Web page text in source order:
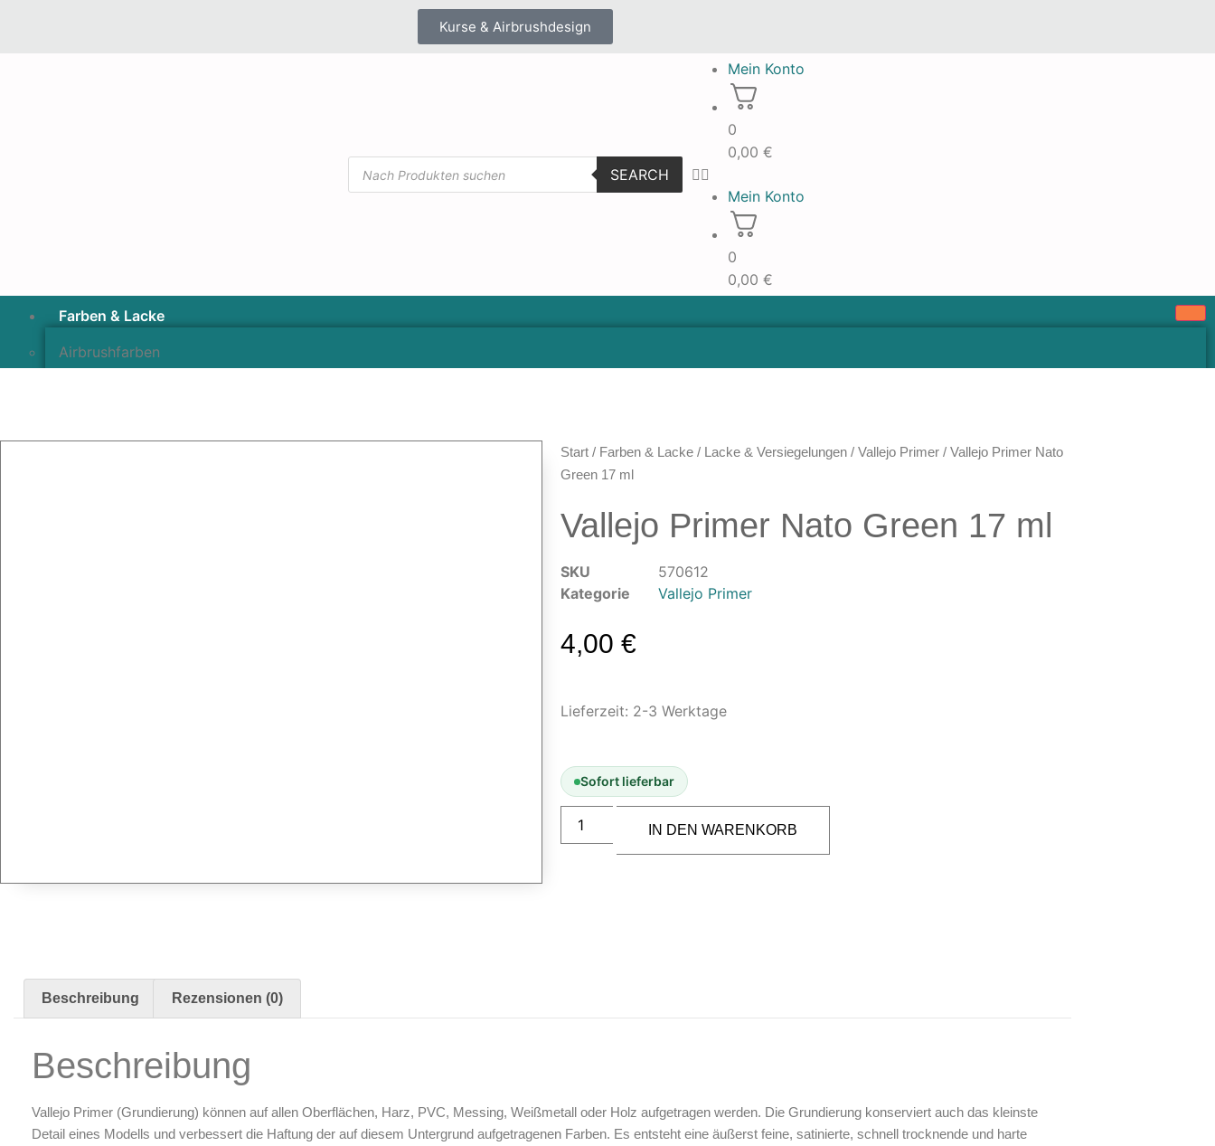
Kurse & Airbrushdesign
SEARCH
Mein Konto
0
0,00 €
Mein Konto
0
0,00 €
Farben & Lacke
Airbrushfarben
Farbzusätze & Verdünner
Modellbau-Zubehör
Spachtelmasse & Sprühspachtel
Schleif- & Poliermittel
Maskierung & Schablonen
Schablonen & Templates
Start / Farben & Lacke / Lacke & Versiegelungen / Vallejo Primer / Vallejo Primer Nato
Green 17 ml
Vallejo Primer Nato Green 17 ml
SKU
570612
Kategorie
Vallejo Primer
4,00 €
Lieferzeit: 2-3 Werktage
Sofort lieferbar
IN DEN WARENKORB
Beschreibung Rezensionen (0)
Beschreibung
Vallejo Primer (Grundierung) können auf allen Oberflächen, Harz, PVC, Messing, Weißmetall oder Holz aufgetragen werden. Die Grundierung konserviert auch das kleinste
Detail eines Modells und verbessert die Haftung der auf diesem Untergrund aufgetragenen Farben. Es entsteht eine äußerst feine, satinierte, schnell trocknende und harte